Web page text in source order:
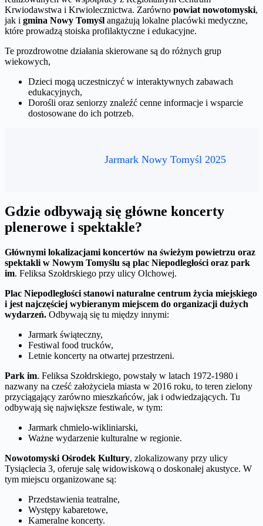
Krwiodawstwa i Krwiolecznictwa. Zarówno powiat nowotomyski,
jak i gmina Nowy Tomyśl angażują lokalne placówki medyczne,
które prowadzą stoiska profilaktyczne i edukacyjne.
Te prozdrowotne działania skierowane są do różnych grup
wiekowych,
Dzieci mogą uczestniczyć w interaktywnych zabawach
edukacyjnych,
Dorośli oraz seniorzy znaleźć cenne informacje i wsparcie
dostosowane do ich potrzeb.
Jarmark Nowy Tomyśl 2025
Gdzie odbywają się główne koncerty
plenerowe i spektakle?
Głównymi lokalizacjami koncertów na świeżym powietrzu oraz
spektakli w Nowym Tomyślu są plac Niepodległości oraz park
im. Feliksa Szołdrskiego przy ulicy Olchowej.
Plac Niepodległości stanowi naturalne centrum życia miejskiego
i jest najczęściej wybieranym miejscem do organizacji dużych
wydarzeń. Odbywają się tu między innymi:
Jarmark świąteczny,
Festiwal food trucków,
Letnie koncerty na otwartej przestrzeni.
Park im. Feliksa Szołdrskiego, powstały w latach 1972-1980 i
nazwany na cześć założyciela miasta w 2016 roku, to teren zielony
przyciągający zarówno mieszkańców, jak i odwiedzających. Tu
odbywają się największe festiwale, w tym:
Jarmark chmielo-wikliniarski,
Ważne wydarzenie kulturalne w regionie.
Nowotomyski Ośrodek Kultury, zlokalizowany przy ulicy
Tysiąclecia 3, oferuje salę widowiskową o doskonałej akustyce. W
tym miejscu organizowane są:
Przedstawienia teatralne,
Występy kabaretowe,
Kameralne koncerty.